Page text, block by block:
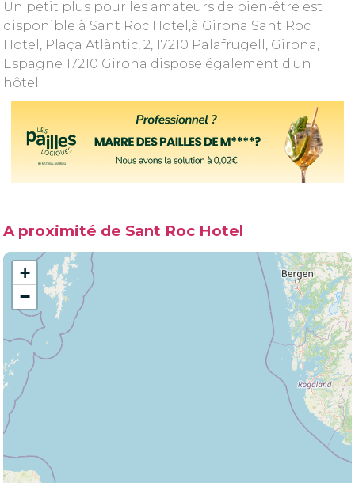
Un petit plus pour les amateurs de bien-être est
disponible à Sant Roc Hotel,à Girona Sant Roc
Hotel, Plaça Atlàntic, 2, 17210 Palafrugell, Girona,
Espagne 17210 Girona dispose également d'un
hôtel.
A proximité de Sant Roc Hotel
+
−